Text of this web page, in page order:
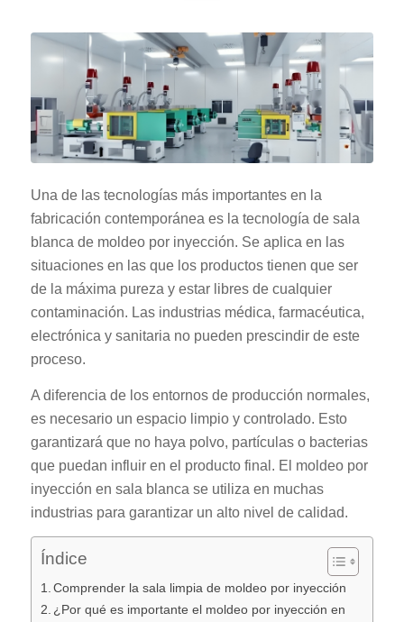
Una de las tecnologías más importantes en la
fabricación contemporánea es la tecnología de sala
blanca de moldeo por inyección. Se aplica en las
situaciones en las que los productos tienen que ser
de la máxima pureza y estar libres de cualquier
contaminación. Las industrias médica, farmacéutica,
electrónica y sanitaria no pueden prescindir de este
proceso.
A diferencia de los entornos de producción normales,
es necesario un espacio limpio y controlado. Esto
garantizará que no haya polvo, partículas o bacterias
que puedan influir en el producto final. El moldeo por
inyección en sala blanca se utiliza en muchas
industrias para garantizar un alto nivel de calidad.
Índice
Comprender la sala limpia de moldeo por inyección
¿Por qué es importante el moldeo por inyección en